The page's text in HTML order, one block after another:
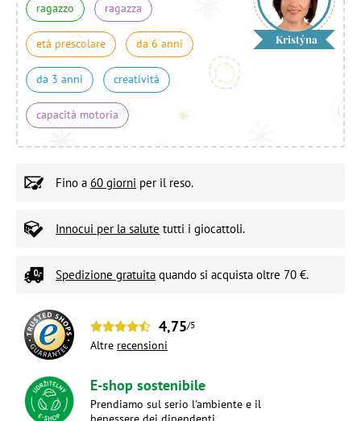
ragazzo ragazza
età prescolare da 6 anni
da 3 anni creatività
capacità motoria
Kristýna
Fino a 60 giorni per il reso.
Innocui per la salute tutti i giocattoli.
Spedizione gratuita quando si acquista oltre 70 €.
4,75/5
Altre recensioni
E-shop sostenibile
Prendiamo sul serio l'ambiente e il